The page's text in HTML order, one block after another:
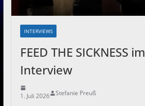
INTERVIEWS
FEED THE SICKNESS im
Interview
1. Juli 2026 Stefanie Preuß